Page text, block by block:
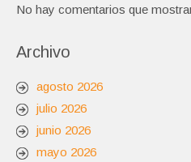
No hay comentarios que
Archivo
agosto 2026
julio 2026
junio 2026
mayo 2026